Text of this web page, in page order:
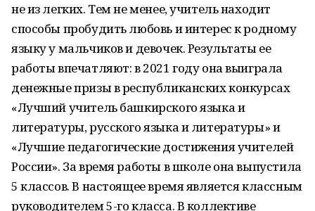
не из легких. Тем не менее, учитель находит
способы пробудить любовь и интерес к родному
языку у мальчиков и девочек. Результаты ее
работы впечатляют: в 2021 году она выиграла
денежные призы в республиканских конкурсах
«Лучший учитель башкирского языка и
литературы, русского языка и литературы» и
«Лучшие педагогические достижения учителей
России». За время работы в школе она выпустила
5 классов. В настоящее время является классным
руководителем 5-го класса. В коллективе